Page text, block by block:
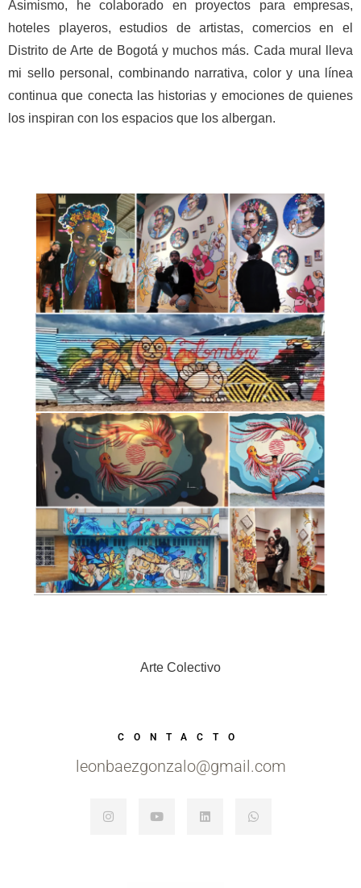
Asimismo, he colaborado en proyectos para empresas,
hoteles playeros, estudios de artistas, comercios en el
Distrito de Arte de Bogotá y muchos más. Cada mural lleva
mi sello personal, combinando narrativa, color y una línea
continua que conecta las historias y emociones de quienes
los inspiran con los espacios que los albergan.
Arte Colectivo
CONTACTO
leonbaezgonzalo@gmail.com